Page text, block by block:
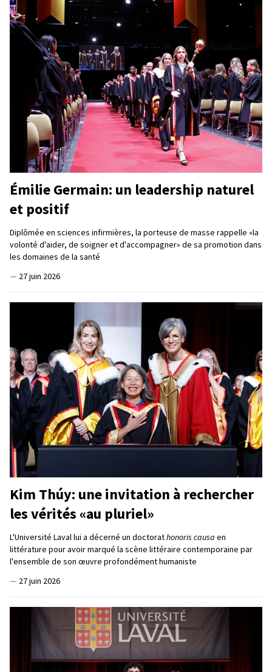
Émilie Germain: un leadership naturel
et positif
Diplômée en sciences infirmières, la porteuse de masse rappelle «la
volonté d'aider, de soigner et d'accompagner» de sa promotion dans
les domaines de la santé
— 27 juin 2026
Kim Thúy: une invitation à rechercher
les vérités «au pluriel»
L'Université Laval lui a décerné un doctorathonoris causa en
littérature pour avoir marqué la scène littéraire contemporaine par
l'ensemble de son œuvre profondément humaniste
— 27 juin 2026